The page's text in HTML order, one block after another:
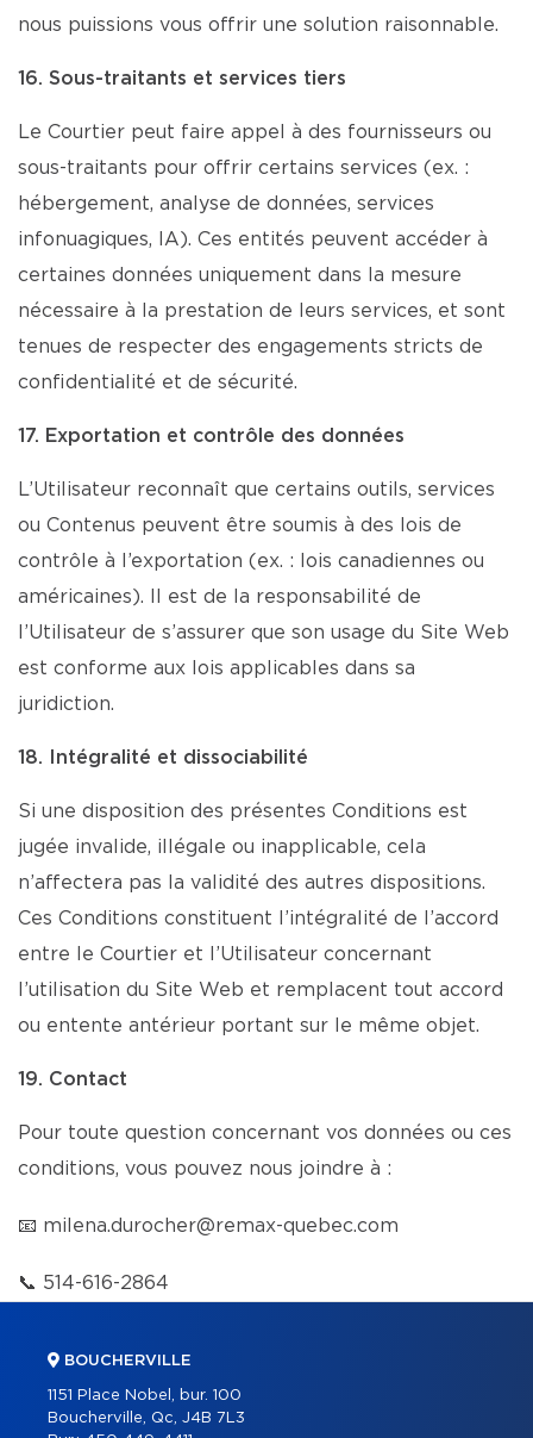
nous puissions vous offrir une solution raisonnable.
16. Sous-traitants et services tiers
Le Courtier peut faire appel à des fournisseurs ou
sous-traitants pour offrir certains services (ex. :
hébergement, analyse de données, services
infonuagiques, IA). Ces entités peuvent accéder à
certaines données uniquement dans la mesure
nécessaire à la prestation de leurs services, et sont
tenues de respecter des engagements stricts de
confidentialité et de sécurité.
17. Exportation et contrôle des données
L’Utilisateur reconnaît que certains outils, services
ou Contenus peuvent être soumis à des lois de
contrôle à l’exportation (ex. : lois canadiennes ou
américaines). Il est de la responsabilité de
l’Utilisateur de s’assurer que son usage du Site Web
est conforme aux lois applicables dans sa
juridiction.
18. Intégralité et dissociabilité
Si une disposition des présentes Conditions est
jugée invalide, illégale ou inapplicable, cela
n’affectera pas la validité des autres dispositions.
Ces Conditions constituent l’intégralité de l’accord
entre le Courtier et l’Utilisateur concernant
l’utilisation du Site Web et remplacent tout accord
ou entente antérieur portant sur le même objet.
19. Contact
Pour toute question concernant vos données ou ces
conditions, vous pouvez nous joindre à :
📧 milena.durocher@remax-quebec.com
📞 514-616-2864
BOUCHERVILLE
1151 Place Nobel, bur. 100
Boucherville, Qc, J4B 7L3